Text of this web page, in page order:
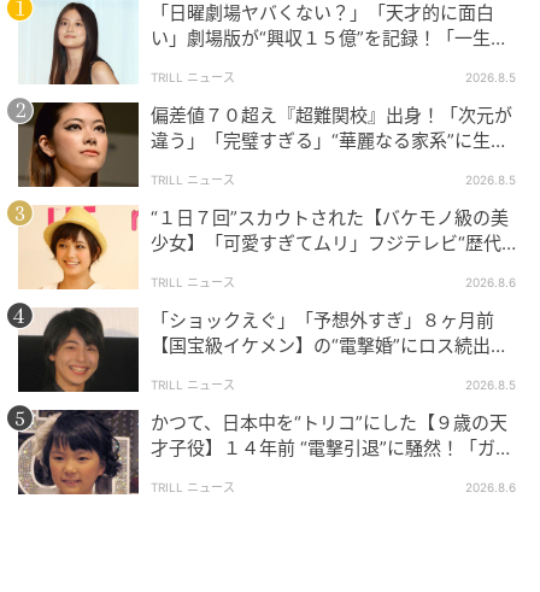
SNSでは 「異次元の完成度」「のだめちゃんのお洋服
のコーディネートがどれも可愛い」「久しぶりに音楽
やりたくなる」「千秋先輩がとてつもなくかっこい
い」といった感想が、今もなお寄せられています。
パリで夢を追う2人、恋の前に音楽が立ちはだ
かる
映画『のだめカンタービレ最終楽章 前編・後編』は、
劇場公開から15年以上たっても注目される強さを見せ
ています。
改めて「今のうちに見返したい」と感じさせる理由
は、音楽シーンの迫力が今見ても古びないからです。
「日曜劇場ヤバくない？」「天才的に面白
い」劇場版が“興収１５億”を記録！「一生言
TRILL ニュース 2026.8.5
偏差値７０超え『超難関校』出身！「次元が
違う」「完璧すぎる」“華麗なる家系”に生ま
TRILL ニュース 2026.8.5
“１日７回”スカウトされた【バケモノ級の美
少女】「可愛すぎてムリ」フジテレビ“歴代N
TRILL ニュース 2026.8.6
「ショックえぐ」「予想外すぎ」８ヶ月前
【国宝級イケメン】の“電撃婚”にロス続出！
TRILL ニュース 2026.8.5
かつて、日本中を“トリコ”にした【９歳の天
才子役】１４年前 “電撃引退”に騒然！「ガチ
TRILL ニュース 2026.8.6